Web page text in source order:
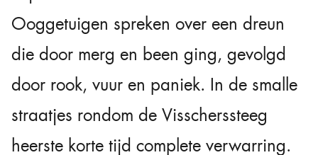
Ooggetuigen spreken over een dreun
die door merg en been ging, gevolgd
door rook, vuur en paniek. In de smalle
straatjes rondom de Visscherssteeg
heerste korte tijd complete verwarring.